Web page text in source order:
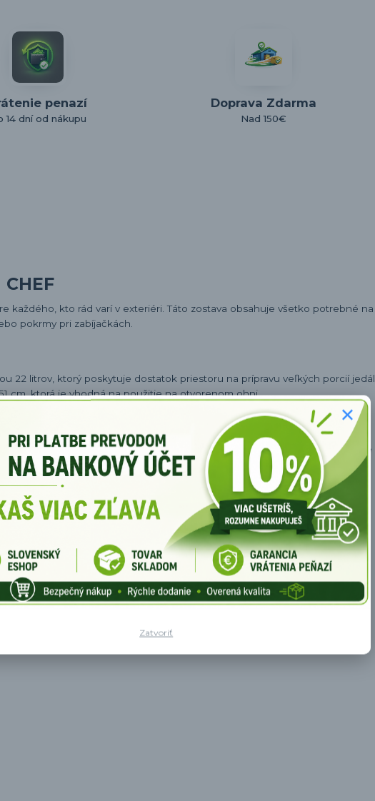
penazí
14 dní od nákupu
Doprava Zdarma
Nad 150€
každého, kto rád varí v exteriéri. Táto zostava obsahuje všetko potrebné na
pokrmy pri zabíjačkách.
22 litrov, ktorý poskytuje dostatok priestoru na prípravu veľkých porcií jedál
cm, ktorá je vhodná na použitie na otvorenom ohni.
varenie.
a zlepšujú celkový zážitok z varenia.
kotlíku, čím pomáha udržiavať teplo a zabezpečuje rovnomerné
39 cm je zahrnutá na podávanie a miešanie jedál.
tých, ktorí si radi vychutnávajú varenie na čerstvom vzduchu a chcú mať k
S jej pomocou môžete jednoducho a pohodlne pripraviť chutné pokrmy,
Zatvoriť